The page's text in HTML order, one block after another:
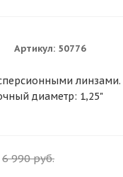
Артикул: 50776
линзами.
диаметр: 1,25"
6 990руб.